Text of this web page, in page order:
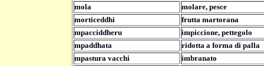
mola
molare, pesce
morticeddhi
frutta martorana
mpacciddheru
impiccione, pettegolo
mpaddhata
ridotta a forma di palla
mpastura vacchi
imbranato